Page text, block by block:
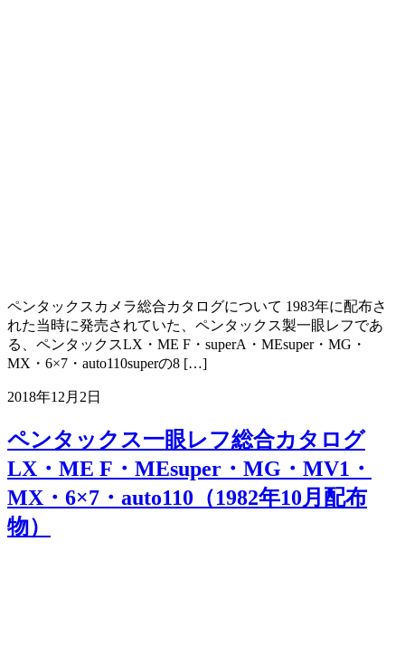
ペンタックスカメラ総合カタログについて 1983年に配布さ
れた当時に発売されていた、ペンタックス製一眼レフであ
る、ペンタックスLX・ME F・superA・MEsuper・MG・
MX・6×7・auto110superの8 […]
2018年12月2日
ペンタックス一眼レフ総合カタログ
LX・ME F・MEsuper・MG・MV1・
MX・6×7・auto110（1982年10月配布
物）